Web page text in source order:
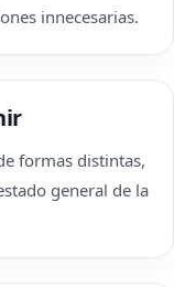
innecesarias.
formas distintas,
general de la